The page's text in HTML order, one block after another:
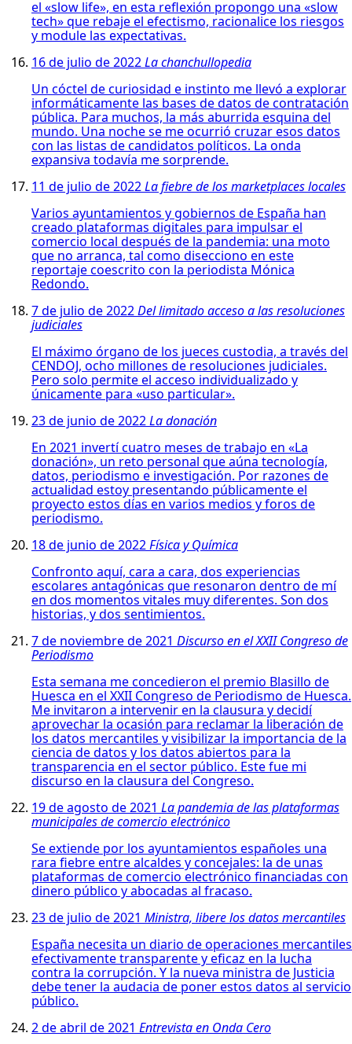
el «slow life», en esta reflexión propongo una «slow
tech» que rebaje el efectismo, racionalice los riesgos
y module las expectativas.
16 de julio de 2022La chanchullopedia
Un cóctel de curiosidad e instinto me llevó a explorar
informáticamente las bases de datos de contratación
pública. Para muchos, la más aburrida esquina del
mundo. Una noche se me ocurrió cruzar esos datos
con las listas de candidatos políticos. La onda
expansiva todavía me sorprende.
11 de julio de 2022La fiebre de los marketplaces locales
Varios ayuntamientos y gobiernos de España han
creado plataformas digitales para impulsar el
comercio local después de la pandemia: una moto
que no arranca, tal como disecciono en este
reportaje coescrito con la periodista Mónica
Redondo.
7 de julio de 2022Del limitado acceso a las resoluciones
judiciales
El máximo órgano de los jueces custodia, a través del
CENDOJ, ocho millones de resoluciones judiciales.
Pero solo permite el acceso individualizado y
únicamente para «uso particular».
23 de junio de 2022La donación
En 2021 invertí cuatro meses de trabajo en «La
donación», un reto personal que aúna tecnología,
datos, periodismo e investigación. Por razones de
actualidad estoy presentando públicamente el
proyecto estos días en varios medios y foros de
periodismo.
18 de junio de 2022Física y Química
Confronto aquí, cara a cara, dos experiencias
escolares antagónicas que resonaron dentro de mí
en dos momentos vitales muy diferentes. Son dos
historias, y dos sentimientos.
7 de noviembre de 2021 Discurso en el XXII Congreso de
Periodismo
Esta semana me concedieron el premio Blasillo de
Huesca en el XXII Congreso de Periodismo de Huesca.
Me invitaron a intervenir en la clausura y decidí
aprovechar la ocasión para reclamar la liberación de
los datos mercantiles y visibilizar la importancia de la
ciencia de datos y los datos abiertos para la
transparencia en el sector público. Este fue mi
discurso en la clausura del Congreso.
19 de agosto de 2021 La pandemia de las plataformas
municipales de comercio electrónico
Se extiende por los ayuntamientos españoles una
rara fiebre entre alcaldes y concejales: la de unas
plataformas de comercio electrónico financiadas con
dinero público y abocadas al fracaso.
23 de julio de 2021 Ministra, libere los datos mercantiles
España necesita un diario de operaciones mercantiles
efectivamente transparente y eficaz en la lucha
contra la corrupción. Y la nueva ministra de Justicia
debe tener la audacia de poner estos datos al servicio
público.
2 de abril de 2021 Entrevista en Onda Cero